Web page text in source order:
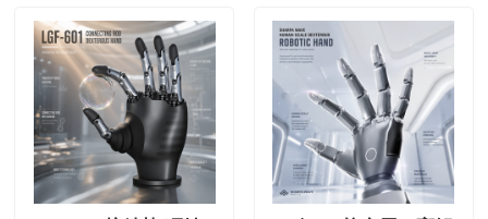
製品
ビデオ
わたしたち に つい て